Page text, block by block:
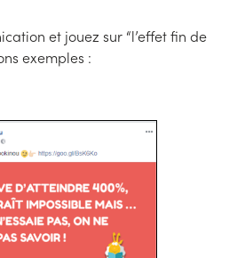
et jouez sur “l’effet fin de
exemples :